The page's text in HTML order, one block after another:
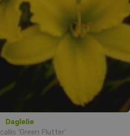
Daglelie
'Green Flutter'